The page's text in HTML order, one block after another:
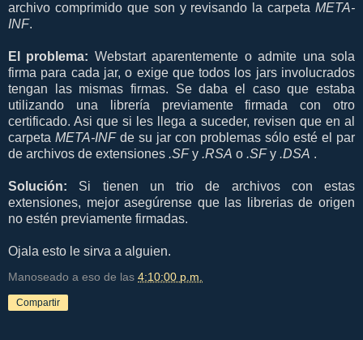
archivo comprimido que son y revisando la carpeta META-
INF.
El problema: Webstart aparentemente o admite una sola
firma para cada jar, o exige que todos los jars involucrados
tengan las mismas firmas. Se daba el caso que estaba
utilizando una librería previamente firmada con otro
certificado. Asi que si les llega a suceder, revisen que en al
carpeta META-INFde su jar con problemas sólo esté el par
de archivos de extensiones .SFy .RSA o .SFy .DSA .
Solución: Si tienen un trio de archivos con estas
extensiones, mejor asegúrense que las librerias de origen
no estén previamente firmadas.
Ojala esto le sirva a alguien.
Manoseado a eso de las 4:10:00 p.m.
Compartir